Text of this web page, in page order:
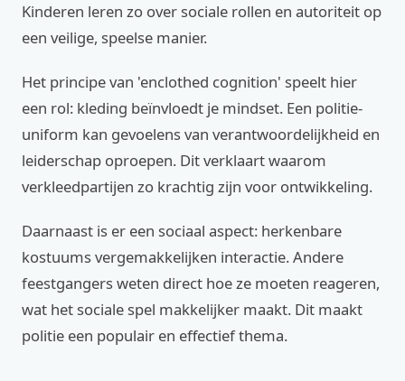
Kinderen leren zo over sociale rollen en autoriteit op
een veilige, speelse manier.
Het principe van 'enclothed cognition' speelt hier
een rol: kleding beïnvloedt je mindset. Een politie-
uniform kan gevoelens van verantwoordelijkheid en
leiderschap oproepen. Dit verklaart waarom
verkleedpartijen zo krachtig zijn voor ontwikkeling.
Daarnaast is er een sociaal aspect: herkenbare
kostuums vergemakkelijken interactie. Andere
feestgangers weten direct hoe ze moeten reageren,
wat het sociale spel makkelijker maakt. Dit maakt
politie een populair en effectief thema.